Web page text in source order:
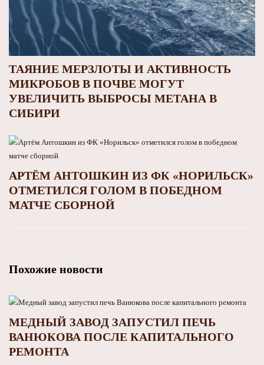
ТАЯНИЕ МЕРЗЛОТЫ И АКТИВНОСТЬ
МИКРОБОВ В ПОЧВЕ МОГУТ
УВЕЛИЧИТЬ ВЫБРОСЫ МЕТАНА В
СИБИРИ
АРТЁМ АНТОШКИН ИЗ ФК «НОРИЛЬСК»
ОТМЕТИЛСЯ ГОЛОМ В ПОБЕДНОМ
МАТЧЕ СБОРНОЙ
Похожие новости
МЕДНЫЙ ЗАВОД ЗАПУСТИЛ ПЕЧЬ
ВАНЮКОВА ПОСЛЕ КАПИТАЛЬНОГО
РЕМОНТА